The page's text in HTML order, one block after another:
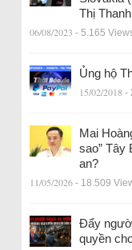
Thị
06/08/2023 - 5.165
Ủng hộ
15/02/2018 -
Mai
sao” Tây
an?
11/05/2026 - 18.509
Đẩy
quyền